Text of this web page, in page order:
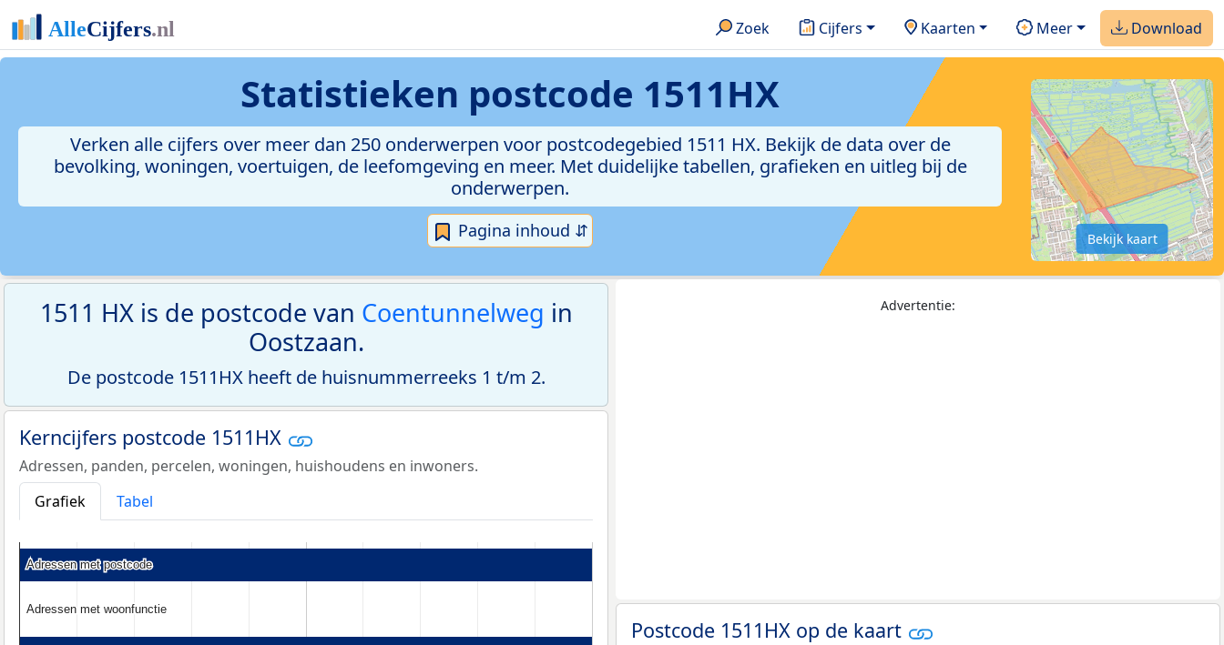
Zoek Cijfers Kaarten Meer Download
Statistieken postcode 1511HX
Verken alle cijfers over meer dan 250 onderwerpen voor postcodegebied 1511 HX. Bekijk de data over de
bevolking, woningen, voertuigen, de leefomgeving en meer. Met duidelijke tabellen, grafieken en uitleg bij de
onderwerpen.
Pagina inhoud ⇵ Bekijk kaart
1511 HX is de postcode van Coentunnelweg in
Oostzaan.
De postcode 1511HX heeft de huisnummerreeks 1 t/m 2.
Kerncijfers postcode 1511HX
Adressen, panden, percelen, woningen, huishoudens en inwoners.
Grafiek
Tabel
Adressen met postcode
Adressen met postcode
Adressen met woonfunctie
Adressen met woonfunctie
Advertentie:
Postcode 1511HX op de kaart